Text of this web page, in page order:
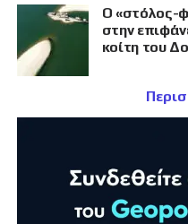
Ο «στόλος-
στην
κοίτη του